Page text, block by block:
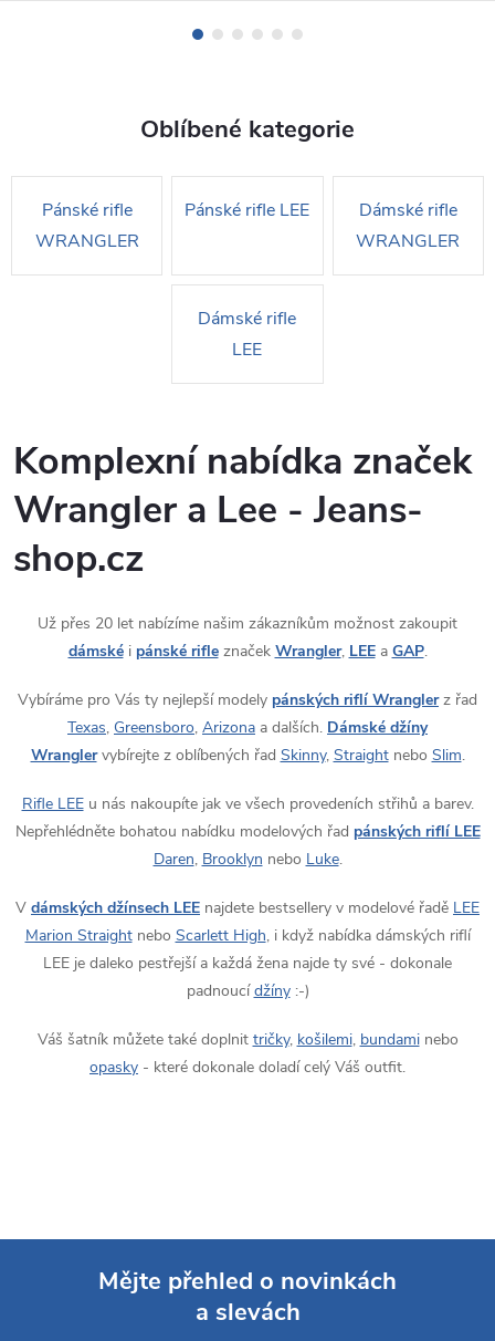
z
Oblíbené kategorie
Pánské rifle
WRANGLER
Pánské rifle LEE
Dámské rifle
WRANGLER
Dámské rifle
LEE
Komplexní nabídka značek
Wrangler a Lee - Jeans-
shop.cz
Už přes 20 let nabízíme našim zákazníkům možnost zakoupit
dámskéi pánské rifleznaček Wrangler, LEE a GAP.
Vybíráme pro Vás ty nejlepší modely pánských riflí Wranglerz řad
Texas, Greensboro, Arizona a dalších. Dámské džíny
Wranglervybírejte z oblíbených řad Skinny, Straightnebo Slim.
Rifle LEEu nás nakoupíte jak ve všech provedeních střihů a barev.
Nepřehlédněte bohatou nabídku modelových řad pánských riflí LEE
Daren, Brooklyn nebo Luke.
V dámských džínsech LEE najdete bestsellery v modelové řadě LEE
Marion Straightnebo Scarlett High, i když nabídka dámských riflí
LEE je daleko pestřejší a každá žena najde ty své - dokonale
padnoucídžíny:-)
Váš šatník můžete také doplnit tričky, košilemi, bundaminebo
opasky - které dokonale doladí celý Váš outfit.
Mějte přehled o novinkách
a slevách